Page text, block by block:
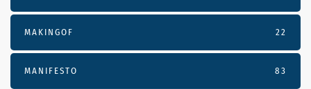
MAKINGOF 22
MANIFESTO 83